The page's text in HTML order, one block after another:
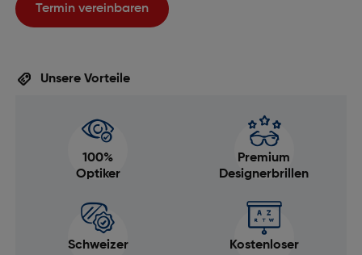
Termin vereinbaren
Unsere Vorteile
100%
Optiker
Premium
Designerbrillen
Schweizer
Kostenloser